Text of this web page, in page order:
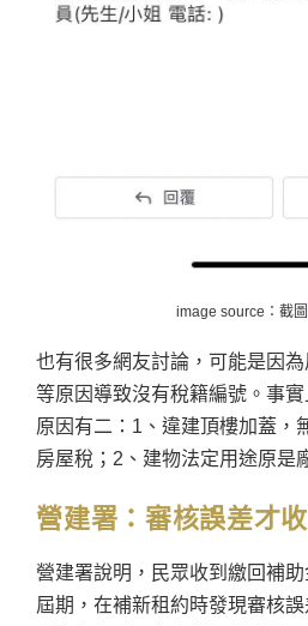
image source：截
也有很多網友討論，可能是因
等原因導致沒有稅籍編號。事
原因有二：1、違建頂樓加蓋，
房屋稅；2、建物法定用途原是
營建署：審核誤差才
營建署說明，民眾收到繳回補
屆期，在補新租約時發現審核